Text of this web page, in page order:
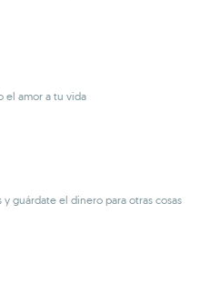
el amor a tu vida
y guárdate el dinero para otras cosas